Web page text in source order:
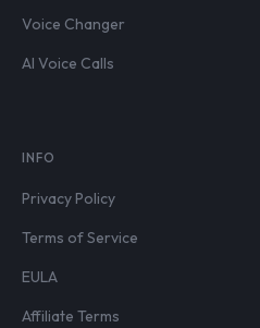
Voice Changer
AI Voice Calls
INFO
Privacy Policy
Terms of Service
EULA
Affiliate Terms